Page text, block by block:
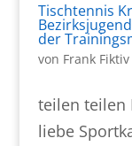
Tischtennis
der
von Frank Fiktiv
teilen teilen
liebe